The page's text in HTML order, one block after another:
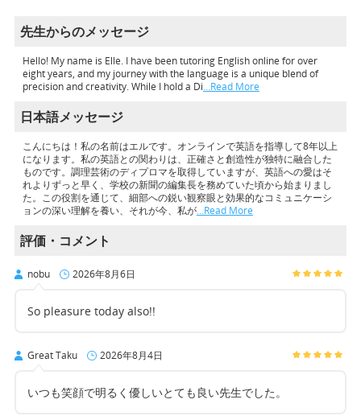
先生からのメッセージ
Hello! My name is Elle. I have been tutoring English online for over
eight years, and my journey with the language is a unique blend of
precision and creativity. While I hold a Di…Read More
日本語メッセージ
こんにちは！私の名前はエルです。オンラインで英語を指導して8年以上
になります。私の英語との関わりは、正確さと創造性が独特に融合した
ものです。調理芸術のディプロマを取得していますが、英語への愛はそ
れよりずっと早く、学校の新聞の編集長を務めていた頃から始まりまし
た。この役割を通じて、細部への鋭い観察眼と効果的なコミュニケーシ
ョンの深い理解を養い、それが今、私が…Read More
評価・コメント
nobu 2026年8月6日
So pleasure today also!!
Great Taku 2026年8月4日
いつも笑顔で明るく優しいとても良い先生でした。